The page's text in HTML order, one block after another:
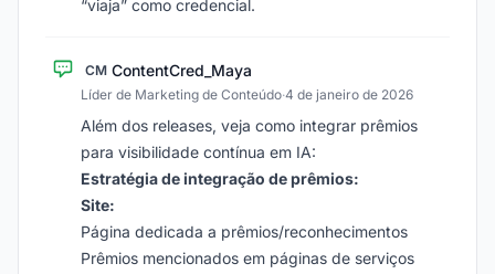
“viaja” como credencial.
CM ContentCred_Maya
Líder de Marketing de Conteúdo·4 de janeiro de 2026
Além dos releases, veja como integrar prêmios
para visibilidade contínua em IA:
Estratégia de integração de prêmios:
Site:
Página dedicada a prêmios/reconhecimentos
Prêmios mencionados em páginas de serviços